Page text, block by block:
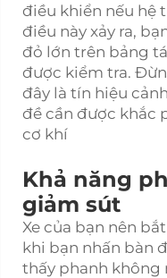
điều khiển nếu hệ
điều này xảy ra,
đỏ lớn trên bảng
được kiểm tra.
đây là tín hiệu
đề cần được khắc
cơ khí
Khả năng
giảm sút
Xe của bạn nên
khi bạn nhấn bàn
thấy phanh không